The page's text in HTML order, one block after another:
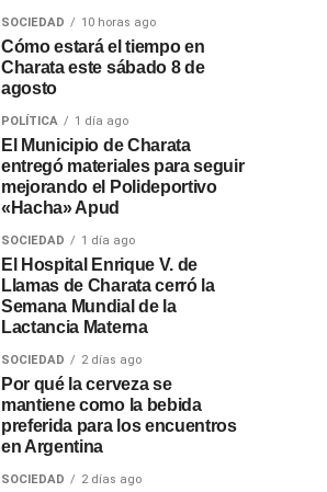
SOCIEDAD 10 horas ago
Cómo estará el tiempo en
Charata este sábado 8 de
agosto
POLÍTICA 1 día ago
El Municipio de Charata
entregó materiales para seguir
mejorando el Polideportivo
«Hacha» Apud
SOCIEDAD 1 día ago
El Hospital Enrique V. de
Llamas de Charata cerró la
Semana Mundial de la
Lactancia Materna
SOCIEDAD 2 días ago
Por qué la cerveza se
mantiene como la bebida
preferida para los encuentros
en Argentina
SOCIEDAD 2 días ago